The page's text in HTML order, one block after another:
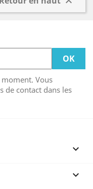
Vous
de contact dans les

